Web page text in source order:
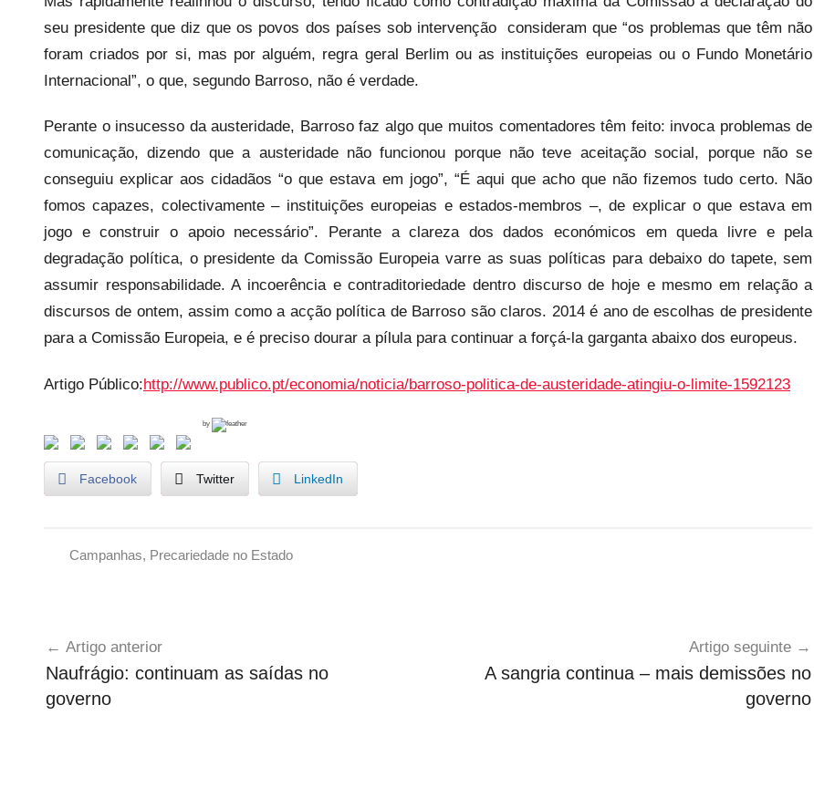
seu presidente que diz que os povos dos países sob intervenção consideram que “os problemas que têm não
foram criados por si, mas por alguém, regra geral Berlim ou as instituições europeias ou o Fundo Monetário
Internacional”, o que, segundo Barroso, não é verdade.
Perante o insucesso da austeridade, Barroso faz algo que muitos comentadores têm feito: invoca problemas de
comunicação, dizendo que a austeridade não funcionou porque não teve aceitação social, porque não se
conseguiu explicar aos cidadãos “o que estava em jogo”, “É aqui que acho que não fizemos tudo certo. Não
fomos capazes, colectivamente – instituições europeias e estados-membros –, de explicar o que estava em
jogo e construir o apoio necessário”. Perante a clareza dos dados económicos em queda livre e pela
degradação política, o presidente da Comissão Europeia varre as suas políticas para debaixo do tapete, sem
assumir responsabilidade. A incoerência e contraditoriedade dentro discurso de hoje e mesmo em relação a
discursos de ontem, assim como a acção política de Barroso são claros. 2014 é ano de escolhas de presidente
para a Comissão Europeia, e é preciso dourar a pílula para continuar a forçá-la garganta abaixo dos europeus.
Artigo Público:http://www.publico.pt/economia/noticia/barroso-politica-de-austeridade-atingiu-o-limite-1592123
by
Facebook Twitter LinkedIn
c
á
r
Campanhas, Precariedade no Estado
artigos
Artigo anterior
Naufrágio: continuam as saídas no
governo
Artigo seguinte
A sangria continua – mais demissões no
governo